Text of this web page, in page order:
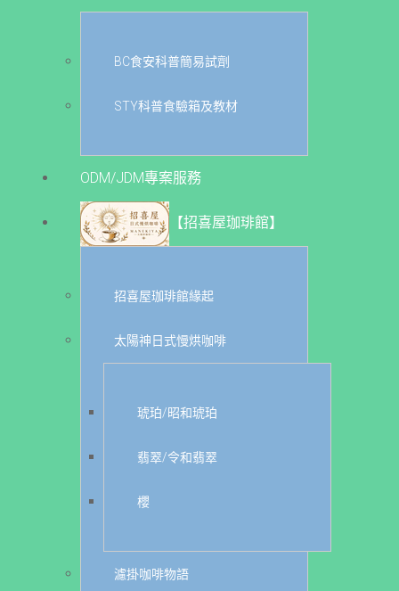
BC食安科普簡易試劑
STY科普食驗箱及教材
ODM/JDM專案服務
【招喜屋珈琲館】
招喜屋珈琲館緣起
太陽神日式慢烘咖啡
琥珀/昭和琥珀
翡翠/令和翡翠
櫻
濾掛咖啡物語